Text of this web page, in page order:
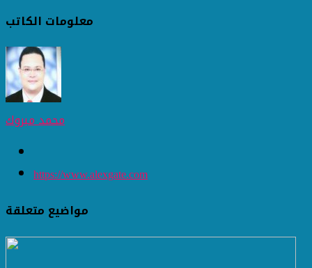
معلومات الكاتب
محمد مبروك
https://www.alexgate.com
مواضيع متعلقة